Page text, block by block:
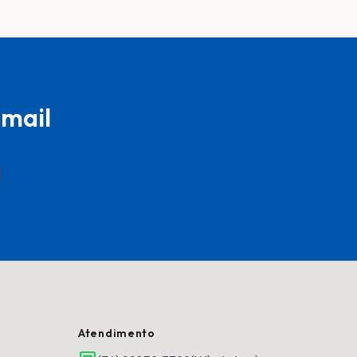
Atendimento